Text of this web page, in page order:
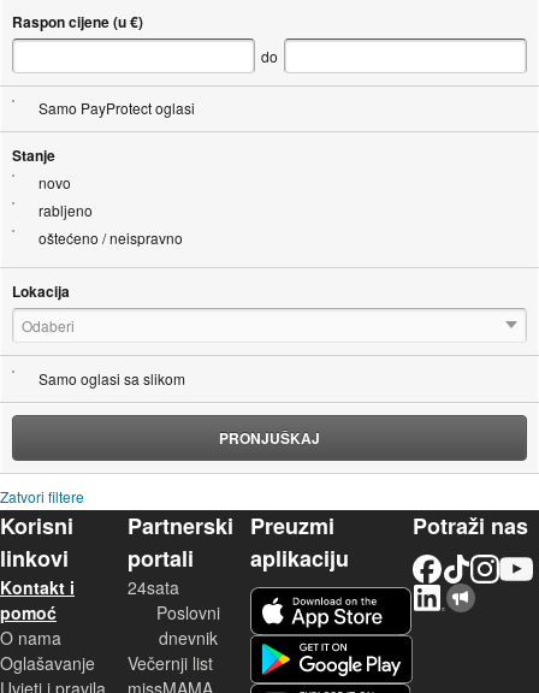
Raspon cijene (u €)
do
Samo PayProtect oglasi
Stanje
novo
rabljeno
oštećeno / neispravno
Lokacija
Odaberi
Samo oglasi sa slikom
PRONJUŠKAJ
Zatvori filtere
Korisni
linkovi
Kontakt i
pomoć
O nama
Oglašavanje
Partnerski
portali
24sata
Poslovni
dnevnik
Večernji list
Preuzmi
aplikaciju
Potraži nas